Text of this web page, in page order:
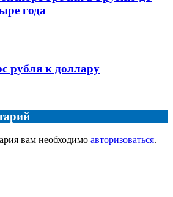
года
рубля к доллару
вам необходимо авторизоваться.